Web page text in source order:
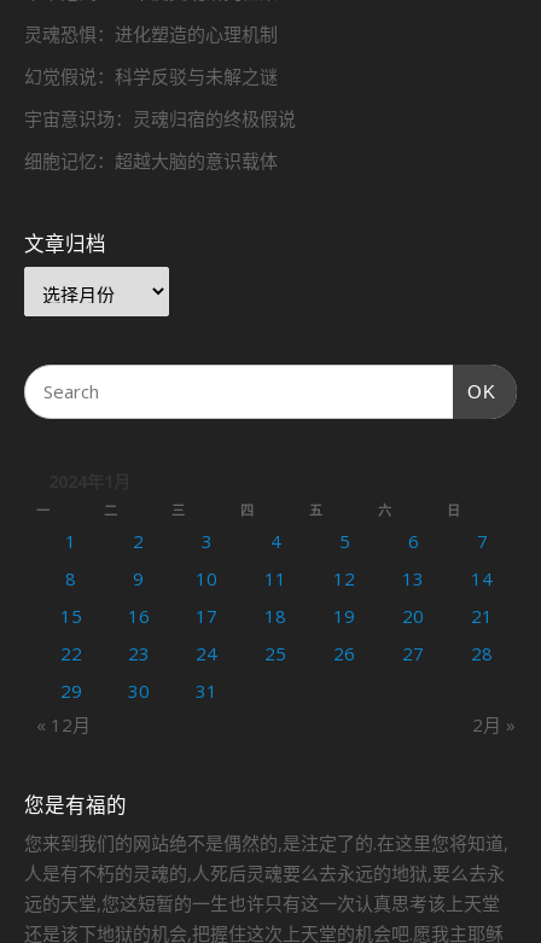
灵魂恐惧：进化塑造的心理机制
幻觉假说：科学反驳与未解之谜
宇宙意识场：灵魂归宿的终极假说
细胞记忆：超越大脑的意识载体
文章归档
OK
一 二 三 四 五 六 日
« 12月 2月 »
1 2 3 4 5 6
7
8
9 10 11 12 13
14
15
16 17 18 19 20
21
22
23 24 25 26 27
28
29
30 31
您是有福的
您来到我们的网站绝不是偶然的,是注定了的.在这里您将知道,
人是有不朽的灵魂的,人死后灵魂要么去永远的地狱,要么去永
远的天堂,您这短暂的一生也许只有这一次认真思考该上天堂
还是该下地狱的机会,把握住这次上天堂的机会吧.愿我主耶稣